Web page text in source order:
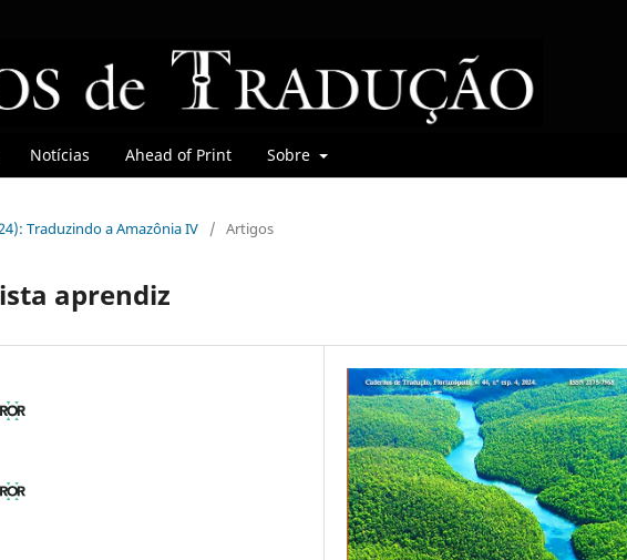
Notícias Ahead of Print Sobre
Traduzindo a Amazônia IV / Artigos
aprendiz